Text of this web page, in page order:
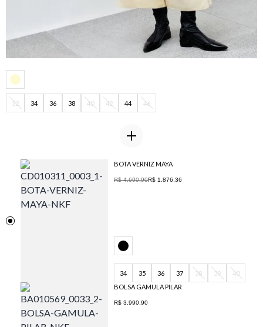
32 34 36 38 40 42 44 46
BOTA VERNIZ MAYA
R$ 4.690,90R$ 1.876,36
34 35 36 37 38 39
40
BOLSA GAMULA PILAR
R$ 3.990,90